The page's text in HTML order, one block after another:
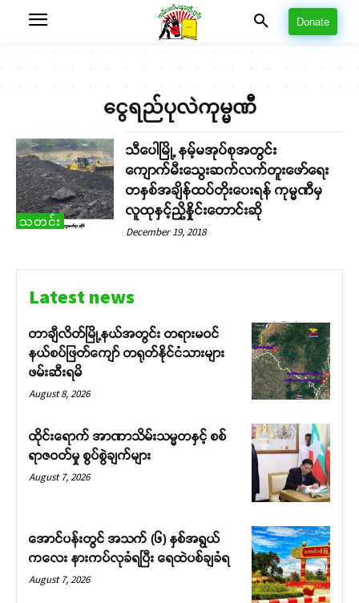
Donate
ငွေရည်ပုလဲကုမ္မဏီ
သတင်း
သီပေါမြို့ နမ့်မအုပ်စုအတွင်း
ကျောက်မီးသွေးဆက်လက်တူးဖော်ရေး
တနှစ်အချိန်ထပ်တိုးပေးရန် ကုမ္မဏီမှ
လူထုနှင့်ညှိနှိုင်းတောင်းဆို
December 19, 2018
Latest news
တာချီလိတ်မြို့နယ်အတွင်း တရားမဝင်
နယ်စပ်ဖြတ်ကျော် တရုတ်နိုင်ငံသားများ
ဖမ်းဆီးရမိ
August 8, 2026
ထိုင်းရောက် အာဏာသိမ်းသမ္မတနှင့် စစ်
ရာဇဝတ်မှု စွပ်စွဲချက်များ
August 7, 2026
အောင်ပန်းတွင် အသက် (၆) နှစ်အရွယ်
ကလေး နားကပ်လုခံရပြီး ရေထဲပစ်ချခံရ
August 7, 2026